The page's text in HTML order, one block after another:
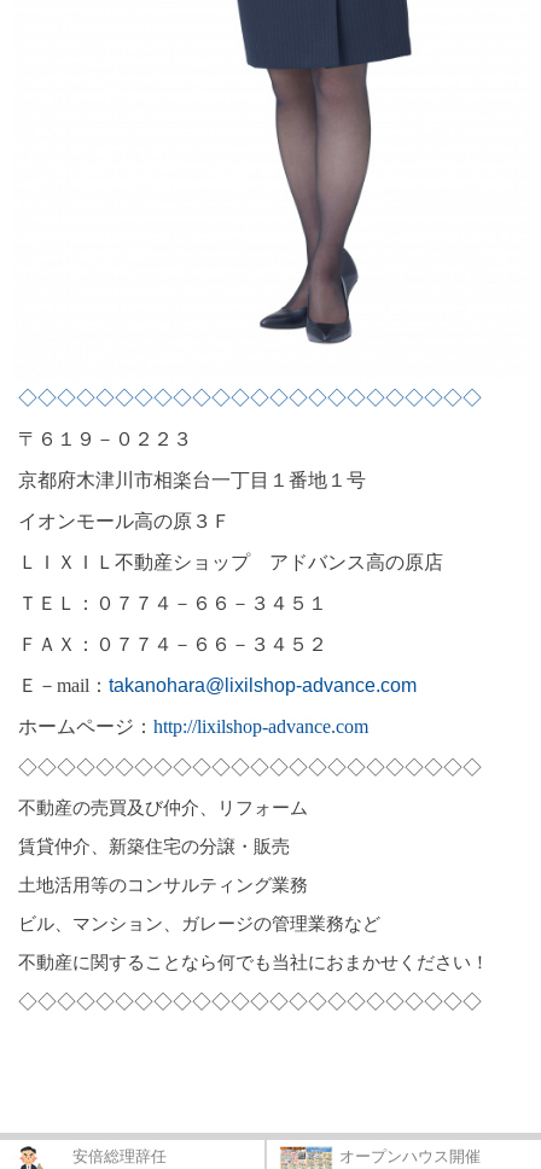
◇◇◇◇◇◇◇◇◇◇◇◇◇◇◇◇◇◇◇◇◇◇◇◇
〒６１９－０２２３
京都府木津川市相楽台一丁目１番地１号
イオンモール高の原３Ｆ
ＬＩＸＩＬ不動産ショップ アドバンス高の原店
ＴＥＬ：０７７４－６６－３４５１
ＦＡＸ：０７７４－６６－３４５２
Ｅ－ mail ： takanohara@lixilshop-advance.com
ホームページ： http://lixilshop-advance.com
◇◇◇◇◇◇◇◇◇◇◇◇◇◇◇◇◇◇◇◇◇◇◇◇
不動産の売買及び仲介、リフォーム
賃貸仲介、新築住宅の分譲・販売
土地活用等のコンサルティング業務
ビル、マンション、ガレージの管理業務など
不動産に関することなら何でも当社におまかせください！
◇◇◇◇◇◇◇◇◇◇◇◇◇◇◇◇◇◇◇◇◇◇◇◇
安倍総理辞任 オープンハウス開催